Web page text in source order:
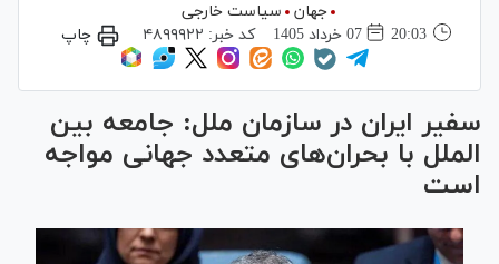
جهان
سیاست خارجی
20:03
07 خرداد 1405 کد خبر: ۴۸۹۹۹۲۲ چاپ
سفیر ایران در سازمان ملل: جامعه بین
الملل با بحران‌های متعدد جهانی مواجه
است